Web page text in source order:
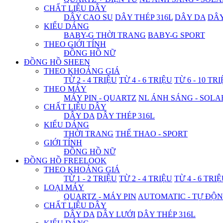
CHẤT LIỆU DÂY
DÂY CAO SU DÂY THÉP 316L DÂY DA
KIỂU DÁNG
BABY-G THỜI TRANG BABY-G SPORT
THEO GIỚI TÍNH
ĐỒNG HỒ NỮ
ĐỒNG HỒ SHEEN
THEO KHOẢNG GIÁ
TỪ 2 - 4 TRIỆU TỪ 4 - 6 TRIỆU TỪ 6 - 10
THEO MÁY
MÁY PIN - QUARTZ NL ÁNH SÁNG -
CHẤT LIỆU DÂY
DÂY DA DÂY THÉP 316L
KIỂU DÁNG
THỜI TRANG THỂ THAO - SPORT
GIỚI TÍNH
ĐỒNG HỒ NỮ
ĐỒNG HỒ FREELOOK
THEO KHOẢNG GIÁ
TỪ 1 - 2 TRIỆU TỪ 2 - 4 TRIỆU TỪ 4 - 6
LOẠI MÁY
QUARTZ - MÁY PIN AUTOMATIC - TỰ
CHẤT LIỆU DÂY
DÂY DA DÂY LƯỚI DÂY THÉP 316L